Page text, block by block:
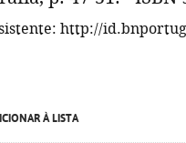
http://
À LISTA